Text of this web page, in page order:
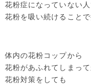
花粉症になっていない
花粉を吸い続けること
体内の花粉コップから
花粉があふれてしまって
花粉対策をしても